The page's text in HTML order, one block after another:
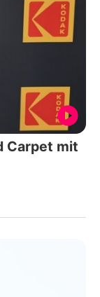
Carpet mit